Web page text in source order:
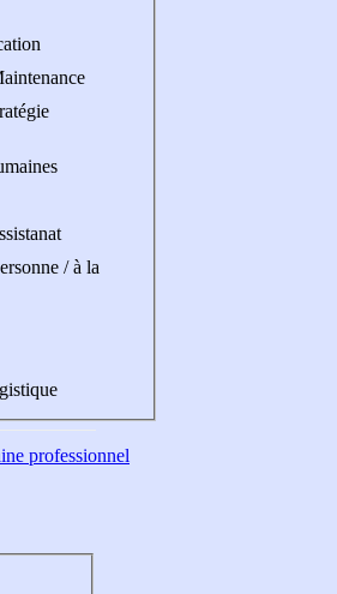
/ à la
professionnel